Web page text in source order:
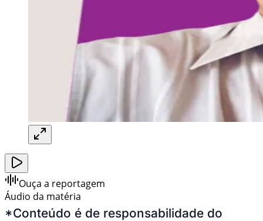
Ouça a reportagem
Áudio da matéria
*Conteúdo é de responsabilidade do